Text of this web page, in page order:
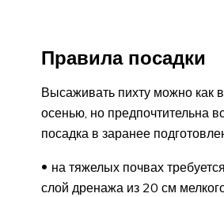
Правила посадки
Высаживать пихту можно как
осенью, но предпочтительна
посадка в заранее
на тяжелых почвах
слой дренажа из 20 см